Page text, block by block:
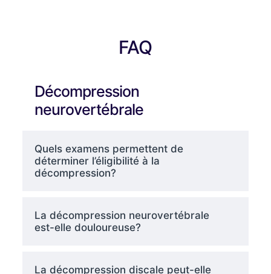
FAQ
Décompression
neurovertébrale
Quels examens permettent de
déterminer l’éligibilité à la
décompression?
La décompression neurovertébrale
est-elle douloureuse?
La décompression discale peut-elle